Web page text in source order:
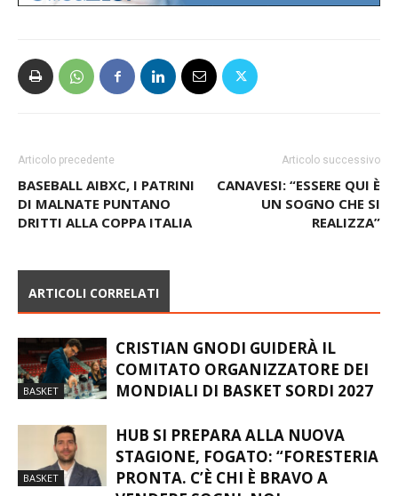
Articolo precedente
BASEBALL AIBXC, I PATRINI
DI MALNATE PUNTANO
DRITTI ALLA COPPA ITALIA
Articolo successivo
CANAVESI: “ESSERE QUI È
UN SOGNO CHE SI
REALIZZA”
ARTICOLI CORRELATI
BASKET
CRISTIAN GNODI GUIDERÀ IL
COMITATO ORGANIZZATORE DEI
MONDIALI DI BASKET SORDI 2027
BASKET
HUB SI PREPARA ALLA NUOVA
STAGIONE, FOGATO: “FORESTERIA
PRONTA. C’È CHI È BRAVO A